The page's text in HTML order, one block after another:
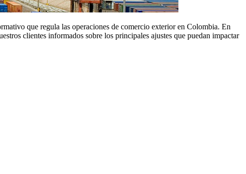
que regula las operaciones de comercio exterior en Colombia. En
clientes informados sobre los principales ajustes que puedan impactar